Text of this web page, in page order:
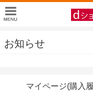
お知らせ
マイページ(購入